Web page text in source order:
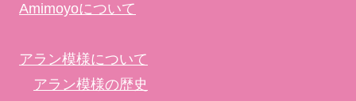
Amimoyoについて
アラン模様について
アラン模様の歴史